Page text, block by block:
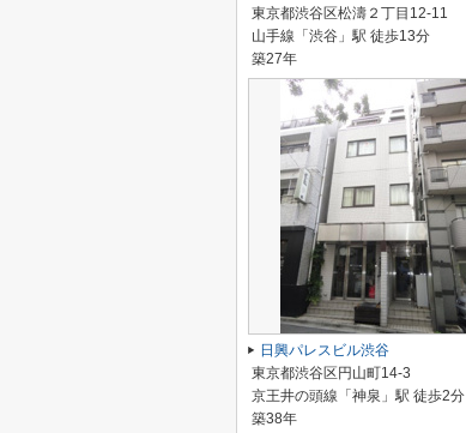
東京都渋谷区松濤２丁目12-11
山手線「渋谷」駅 徒歩13分
築27年
日興パレスビル渋谷
東京都渋谷区円山町14-3
京王井の頭線「神泉」駅 徒歩2分
築38年